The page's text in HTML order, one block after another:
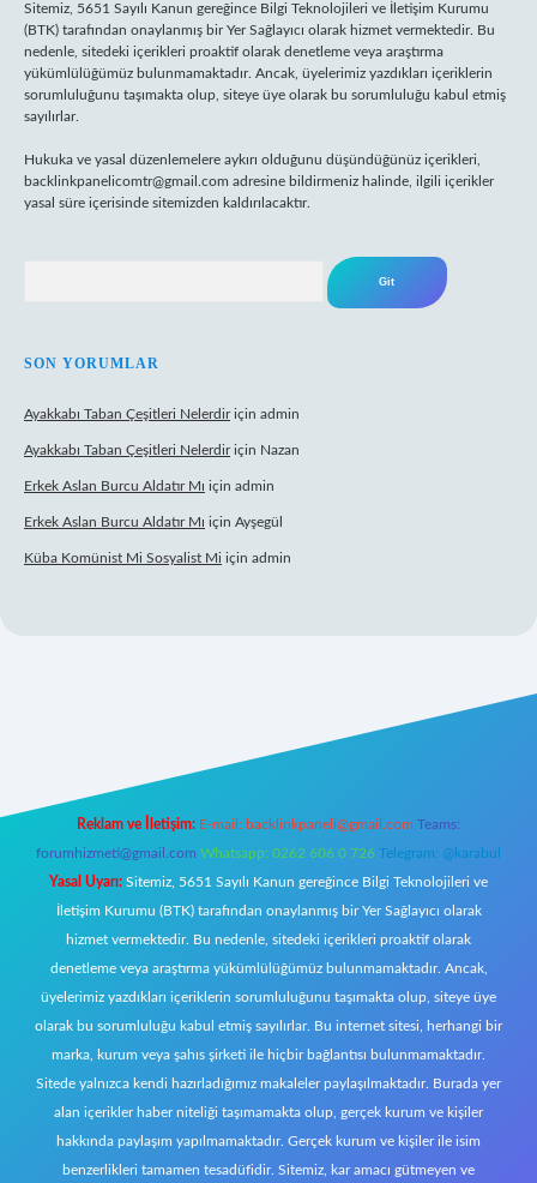
Sitemiz, 5651 Sayılı Kanun gereğince Bilgi Teknolojileri ve İletişim Kurumu
(BTK) tarafından onaylanmış bir Yer Sağlayıcı olarak hizmet vermektedir. Bu
nedenle, sitedeki içerikleri proaktif olarak denetleme veya araştırma
yükümlülüğümüz bulunmamaktadır. Ancak, üyelerimiz yazdıkları içeriklerin
sorumluluğunu taşımakta olup, siteye üye olarak bu sorumluluğu kabul etmiş
sayılırlar.
Hukuka ve yasal düzenlemelere aykırı olduğunu düşündüğünüz içerikleri,
backlinkpanelicomtr@gmail.com adresine bildirmeniz halinde, ilgili içerikler
yasal süre içerisinde sitemizden kaldırılacaktır.
SON YORUMLAR
Ayakkabı Taban Çeşitleri Nelerdiriçin admin
Ayakkabı Taban Çeşitleri Nelerdiriçin Nazan
Erkek Aslan Burcu Aldatır Mı için admin
Erkek Aslan Burcu Aldatır Mı için Ayşegül
Küba Komünist Mi Sosyalist Mi için admin
Reklam ve İletişim: E-mail: backlinkpaneli@gmail.com Teams:
forumhizmeti@gmail.com Whatsapp: 0262 606 0 726 Telegram: @karabul
Yasal Uyarı: Sitemiz, 5651 Sayılı Kanun gereğince Bilgi Teknolojileri ve
İletişim Kurumu (BTK) tarafından onaylanmış bir Yer Sağlayıcı olarak
hizmet vermektedir. Bu nedenle, sitedeki içerikleri proaktif olarak
denetleme veya araştırma yükümlülüğümüz bulunmamaktadır. Ancak,
üyelerimiz yazdıkları içeriklerin sorumluluğunu taşımakta olup, siteye üye
olarak bu sorumluluğu kabul etmiş sayılırlar. Bu internet sitesi, herhangi bir
marka, kurum veya şahıs şirketi ile hiçbir bağlantısı bulunmamaktadır.
Sitede yalnızca kendi hazırladığımız makaleler paylaşılmaktadır. Burada yer
alan içerikler haber niteliği taşımamakta olup, gerçek kurum ve kişiler
hakkında paylaşım yapılmamaktadır. Gerçek kurum ve kişiler ile isim
benzerlikleri tamamen tesadüfidir. Sitemiz, kar amacı gütmeyen ve